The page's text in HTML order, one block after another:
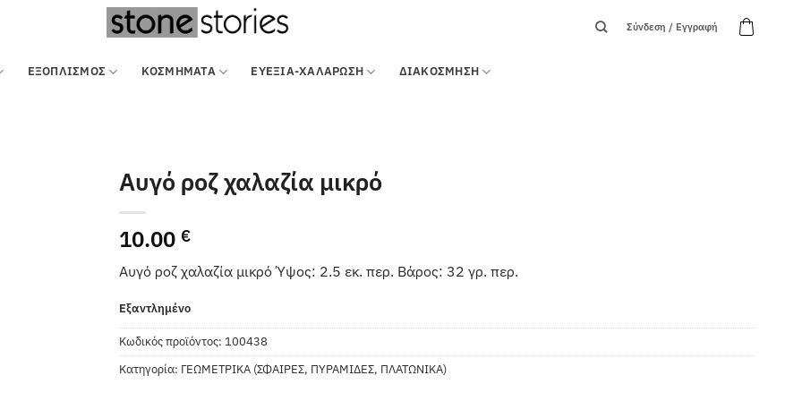
Σύνδεση / Εγγραφή
ΕΞΟΠΛΙΣΜΌΣ ΚΟΣΜΗΜΑΤΑ ΕΥΕΞΙΑ-ΧΑΛΑΡΩΣΗ ΔΙΑΚΟΣΜΗΣΗ
Αυγό ροζ χαλαζία μικρό
10.00 €
Αυγό ροζ χαλαζία μικρό Ύψος: 2.5 εκ. περ. Βάρος: 32 γρ. περ.
Εξαντλημένο
Κωδικός προϊόντος: 100438
Κατηγορία: ΓΕΩΜΕΤΡΙΚΑ (ΣΦΑΙΡΕΣ, ΠΥΡΑΜΙΔΕΣ, ΠΛΑΤΩΝΙΚΑ)